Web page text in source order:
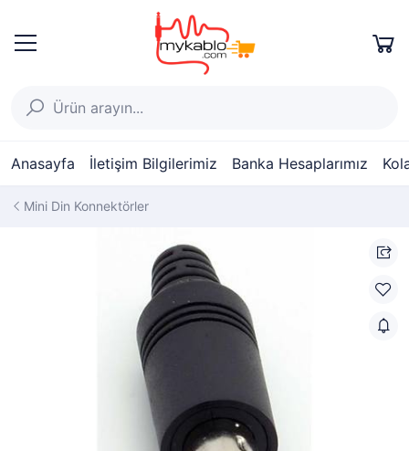
Anasayfa İletişim Bilgilerimiz Banka Hesaplarımız
Mini Din Konnektörler